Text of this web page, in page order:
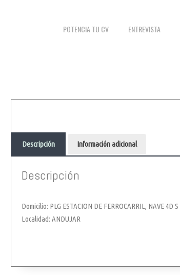
POTENCIA TU CV ENTREVISTA
Descripción Información adicional
Descripción
Domicilio: PLG ESTACION DE FERROCARRIL, NAVE 4D S
Localidad: ANDUJAR